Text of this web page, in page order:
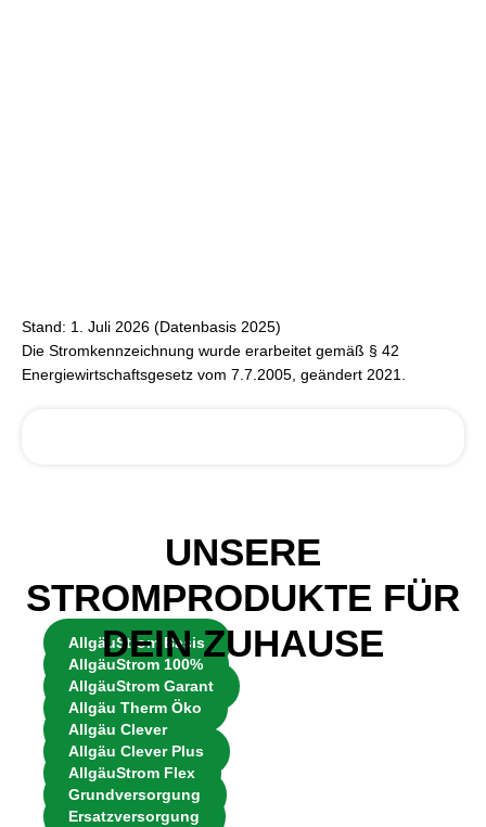
Stand: 1. Juli 2026 (Datenbasis 2025)
Die Stromkennzeichnung wurde erarbeitet gemäß § 42
Energiewirtschaftsgesetz vom 7.7.2005, geändert 2021.
UNSERE
STROMPRODUKTE FÜR
DEIN ZUHAUSE
AllgäuStrom Basis
AllgäuStrom 100%
AllgäuStrom Garant
Allgäu Therm Öko
Allgäu Clever
Allgäu Clever Plus
AllgäuStrom Flex
Grundversorgung
Ersatzversorgung